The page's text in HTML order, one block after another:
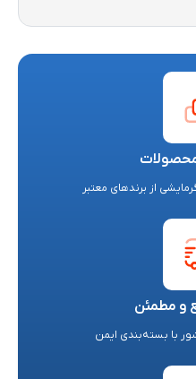
محصولات
از برندهای معتبر
و مطمئن
با بسته‌بندی ایمن